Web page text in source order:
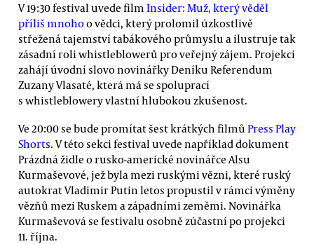
V 19:30 festival uvede film Insider: Muž, který věděl
příliš mnohoo vědci, který prolomil úzkostlivě
střežená tajemství tabákového průmyslu a ilustruje tak
zásadní roli whistleblowerů pro veřejný zájem. Projekci
zahájí úvodní slovo novinářky Deníku Referendum
Zuzany Vlasaté, která má se spoluprací
s whistleblowery vlastní hlubokou zkušenost.
Ve 20:00 se bude promítat šest krátkých filmů Press Play
Shorts. V této sekci festival uvede například dokument
Prázdná židle o rusko-americké novinářce Alsu
Kurmaševové, jež byla mezi ruskými vězni, které ruský
autokrat Vladimir Putin letos propustil v rámci výměny
vězňů mezi Ruskem a západními zeměmi. Novinářka
Kurmaševová se festivalu osobně zúčastní po projekci
11. října.